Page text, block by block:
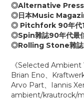
◎Alternative Press
◎日本Music
◎ Pitchfork 90年代
◎Spin雜誌90年代最
◎Rolling Stone雜誌
《Selected Ambient
Brian Eno、
Arvo Part、Iannis
ambient/krautrock/